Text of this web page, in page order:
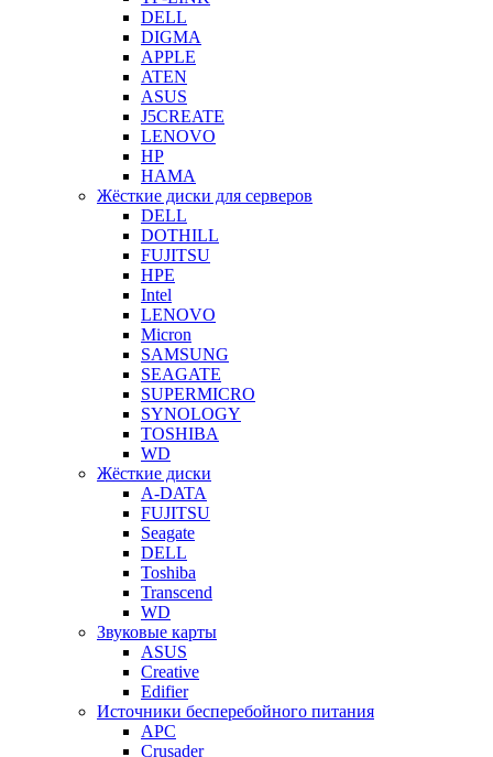
DELL
DIGMA
APPLE
ATEN
ASUS
J5CREATE
LENOVO
HP
HAMA
Жёсткие диски для серверов
DELL
DOTHILL
FUJITSU
HPE
Intel
LENOVO
Micron
SAMSUNG
SEAGATE
SUPERMICRO
SYNOLOGY
TOSHIBA
WD
Жёсткие диски
A-DATA
FUJITSU
Seagate
DELL
Toshiba
Transcend
WD
Звуковые карты
ASUS
Creative
Edifier
Источники бесперебойного питания
APC
Crusader